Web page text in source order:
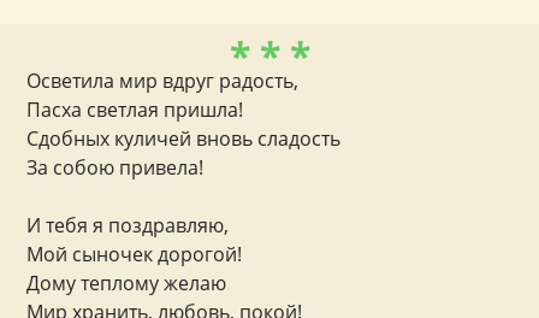
* * *
Осветила мир вдруг радость,
Пасха светлая пришла!
Сдобных куличей вновь сладость
За собою привела!
И тебя я поздравляю,
Мой сыночек дорогой!
Дому теплому желаю
Мир хранить, любовь, покой!